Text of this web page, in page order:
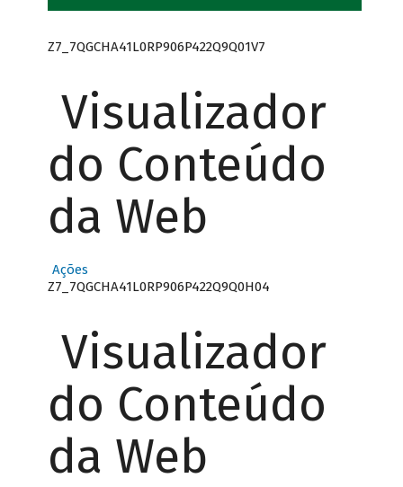
Z7_7QGCHA41L0RP906P422Q9Q01V7
Visualizador
do Conteúdo
da Web
Ações
Z7_7QGCHA41L0RP906P422Q9Q0H04
Visualizador
do Conteúdo
da Web